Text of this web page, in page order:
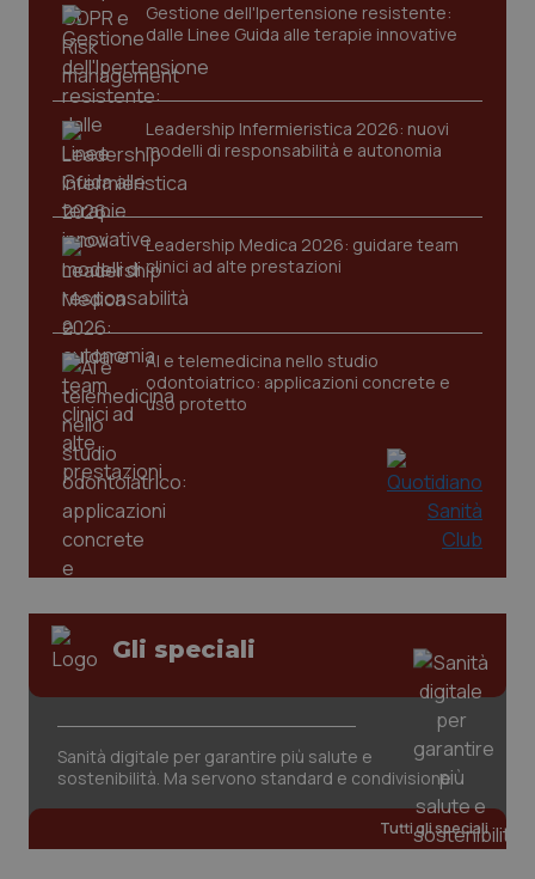
Gestione dell'Ipertensione resistente:
dalle Linee Guida alle terapie innovative
Leadership Infermieristica 2026: nuovi
modelli di responsabilità e autonomia
Leadership Medica 2026: guidare team
clinici ad alte prestazioni
AI e telemedicina nello studio
odontoiatrico: applicazioni concrete e
uso protetto
Gli speciali
Sanità digitale per garantire più salute e
sostenibilità. Ma servono standard e condivisione
Tutti gli speciali
CookieScriptConsent
CookieScript
www.quotidianosanita.it
tracking-sites-ironfish-
tracking-enable
www.quotidianosanita.it
tracking-sites-ironfish-
session-id
www.quotidianosanita.it
.quotidianosanita.it
mese